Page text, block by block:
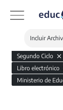
Incluir
Segundo Ciclo
Libro electrónico
Ministerio de